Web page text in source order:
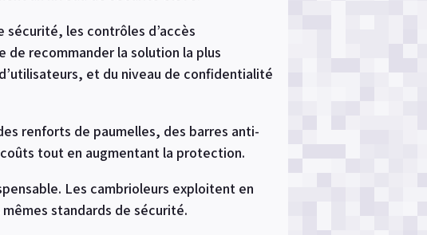
les contrôles d’accès
de recommander la solution la plus
et du niveau de confidentialité
renforts de paumelles, des barres anti-
tout en augmentant la protection.
Les cambrioleurs exploitent en
standards de sécurité.